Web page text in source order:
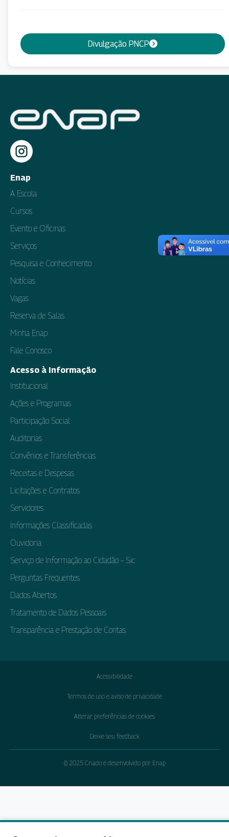
Divulgação PNCP
Enap
A Escola
Cursos
Evento e Oficinas
Serviços
Pesquisa e Conhecimento
Notícias
Vagas
Reserva de Salas
Minha Enap
Fale Conosco
Acesso à Informação
Institucional
Ações e Programas
Participação Social
Auditorias
Convênios e Transferências
Receitas e Despesas
Licitações e Contratos
Servidores
Informações Classificadas
Ouvidoria
Serviço de Informação ao Cidadão – Sic
Perguntas Frequentes
Dados Abertos
Tratamento de Dados Pessoais
Transparência e Prestação de Contas
Acessibilidade
Termos de uso e aviso de privacidade
Alterar preferências de cookies
Deixe seu feedback
© 2025 Criado e desenvolvido por Enap